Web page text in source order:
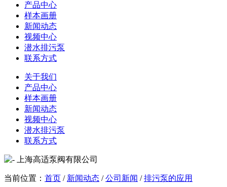
产品中心
样本画册
新闻动态
视频中心
潜水排污泵
联系方式
关于我们
产品中心
样本画册
新闻动态
视频中心
潜水排污泵
联系方式
当前位置： 首页 / 新闻动态 /公司新闻 /排污泵的应用